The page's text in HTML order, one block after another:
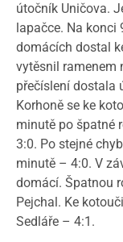
útočník Uničova.
lapačce. Na konci
domácích dostal
vytěsnil ramenem
přečíslení dostala
Korhoně se ke
minutě po špatné
3:0. Po stejné
minutě – 4:0. V
domácí. Špatnou
Pejchal. Ke
Sedláře – 4:1.